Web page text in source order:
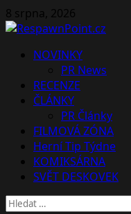
Skip
to
8 srpna, 2026
PrimaryNOVINKY
PR News
RECENZE
ČLÁNKY
PR Články
FILMOVÁ ZÓNA
Herní Tip Týdne
KOMIKSÁRNA
SVĚT DESKOVEK
Vyhledávání